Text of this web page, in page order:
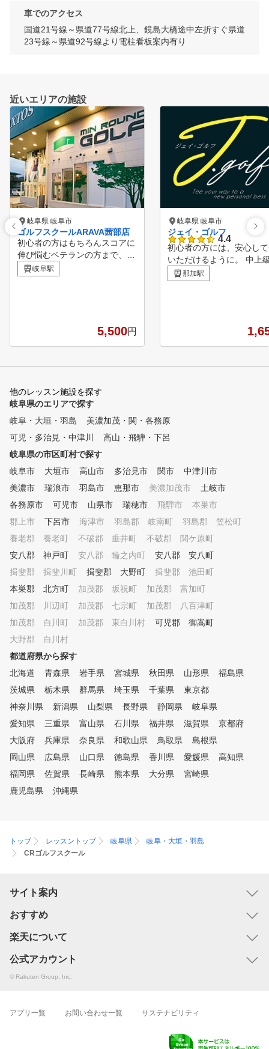
車でのアクセス
国道21号線～県道77号線北上、鏡島大橋途中左折すぐ県道
23号線～県道92号線より電柱看板案内有り
近いエリアの施設
岐阜県 岐阜市
ゴルフスクールARAVA茜部店
初心者の方はもちろんスコアに
伸び悩むベテランの方まで、幅
広い層に支持されるミニッツゴ
ルフスクール。 インドアゴル
回のレッスンを十分に体験して
から判断できるため、ご納得し
お気軽にご予約ください！
岐阜駅
5,500円
岐阜県 岐阜市
ジェイ・ゴルフ
4.4
初心者の方には、安心し
いただけるように。 中上
の方には、より専門的な
受講いただけるように。
ンを実施。 月額8,250円
環境を私たちは目指しま
な…』『続けていけるか
方も、まずは気軽な気持
スデビューできるように
トをさせていただきます。
那加駅
他のレッスン施設を探す
岐阜県のエリアで探す
岐阜・大垣・羽島
美濃加茂・関・各務原
可児・多治見・中津川
高山・飛騨・下呂
岐阜県の市区町村で探す
岐阜市
大垣市 高山市 多治見市 関市
中津川市
美濃市
瑞浪市 羽島市 恵那市 美濃加茂市
土岐市
各務原市
可児市 山県市 瑞穂市 飛騨市
本巣市
郡上市
下呂市 海津市 羽島郡 岐南町
羽島郡 笠松町
養老郡 養老町
不破郡 垂井町
不破郡 関ケ原町
安八郡 神戸町
安八郡 輪之内町
安八郡 安八町
揖斐郡 揖斐川町
揖斐郡 大野町
揖斐郡 池田町
本巣郡 北方町
加茂郡 坂祝町
加茂郡 富加町
加茂郡 川辺町
加茂郡 七宗町
加茂郡 八百津町
加茂郡 白川町
加茂郡 東白川村
可児郡 御嵩町
大野郡 白川村
都道府県から探す
北海道
青森県 岩手県 宮城県 秋田県 山形県
福島県
茨城県
栃木県 群馬県 埼玉県 千葉県
東京都
神奈川県
新潟県 山梨県 長野県 静岡県
岐阜県
愛知県
三重県 富山県 石川県 福井県 滋賀県
京都府
大阪府
兵庫県 奈良県 和歌山県 鳥取県
島根県
岡山県
広島県 山口県 徳島県 香川県 愛媛県
高知県
福岡県
佐賀県 長崎県 熊本県 大分県
宮崎県
鹿児島県
沖縄県
トップ レッスントップ 岐阜県
岐阜・大垣・羽島
CRゴルフスクール
サイト案内
おすすめ
楽天について
公式アカウント
© Rakuten Group, Inc.
アプリ一覧 お問い合わせ一覧 サステナビリティ